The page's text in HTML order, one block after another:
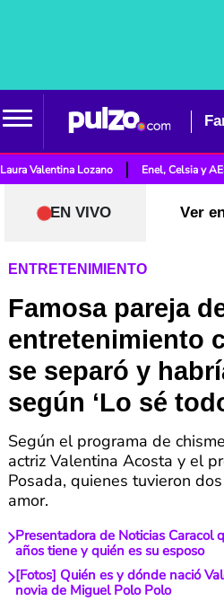
Laura Valentina Lozano Enel, Celsia y
EN VIVO Ver
ENTRETENIMIENTO
Famosa pareja
entretenimiento
se separó y
según ‘Lo sé
Según el programa de
actriz Valentina Acosta y el
Posada, quienes tuvieron
amor.
Presentadora de Noticias Caracol
años tiene y quién es su esposo
[Fotos] Quién es y dónde nació
novia de Miguel Polo Polo